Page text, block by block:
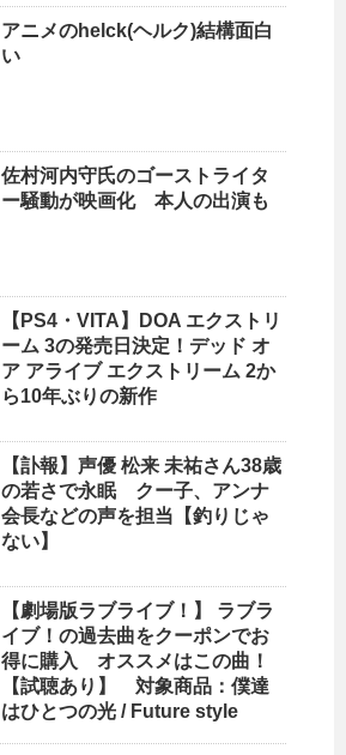
アニメのhelck(ヘルク)結構面白
い
佐村河内守氏のゴーストライタ
ー騒動が映画化 本人の出演も
【PS4・VITA】DOA エクストリ
ーム 3の発売日決定！デッド オ
ア アライブ エクストリーム 2か
ら10年ぶりの新作
【訃報】声優 松来 未祐さん38歳
の若さで永眠 クー子、アンナ
会長などの声を担当【釣りじゃ
ない】
【劇場版ラブライブ！】 ラブラ
イブ！の過去曲をクーポンでお
得に購入 オススメはこの曲！
【試聴あり】 対象商品：僕達
はひとつの光 / Future style